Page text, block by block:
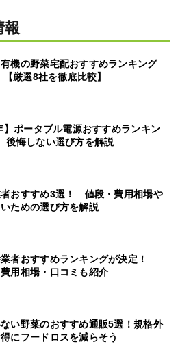
報
機の野菜宅配おすすめランキング
厳選8社を徹底比較】
】ポータブル電源おすすめランキン
悔しない選び方を解説
おすすめ3選！ 値段・費用相場や
ための選び方を解説
者おすすめランキングが決定！
用相場・口コミも紹介
い野菜のおすすめ通販5選！規格外
にフードロスを減らそう